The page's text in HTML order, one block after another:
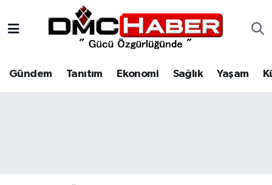
Gündem Tanıtım Ekonomi Sağlık Yaşam
Tanıtım
Nöbetçi Eczaneler
Hava Durumu